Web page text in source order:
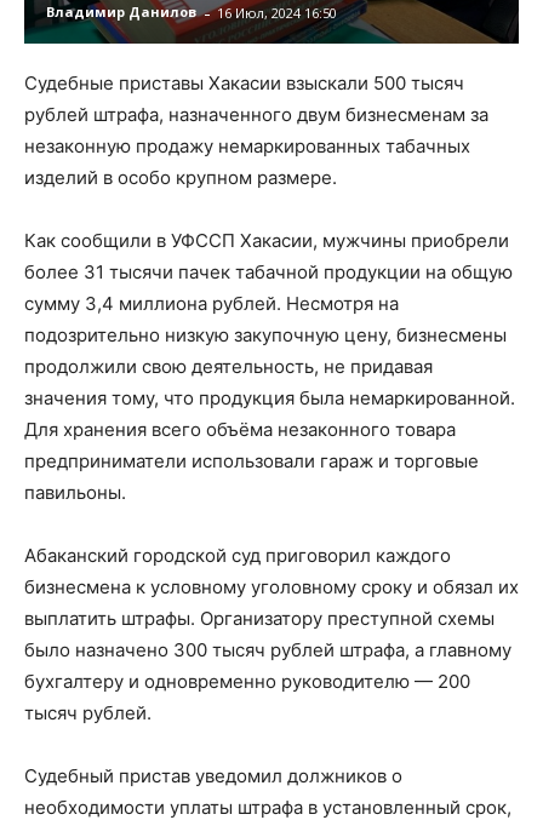
Владимир Данилов - 16 Июл, 2024 16:50
Судебные приставы Хакасии взыскали 500 тысяч
рублей штрафа, назначенного двум бизнесменам за
незаконную продажу немаркированных табачных
изделий в особо крупном размере.
Как сообщили в УФССП Хакасии, мужчины приобрели
более 31 тысячи пачек табачной продукции на общую
сумму 3,4 миллиона рублей. Несмотря на
подозрительно низкую закупочную цену, бизнесмены
продолжили свою деятельность, не придавая
значения тому, что продукция была немаркированной.
Для хранения всего объёма незаконного товара
предприниматели использовали гараж и торговые
павильоны.
Абаканский городской суд приговорил каждого
бизнесмена к условному уголовному сроку и обязал их
выплатить штрафы. Организатору преступной схемы
было назначено 300 тысяч рублей штрафа, а главному
бухгалтеру и одновременно руководителю — 200
тысяч рублей.
Судебный пристав уведомил должников о
необходимости уплаты штрафа в установленный срок,